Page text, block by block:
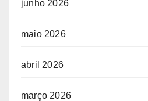
junho 2026
maio 2026
abril 2026
março 2026